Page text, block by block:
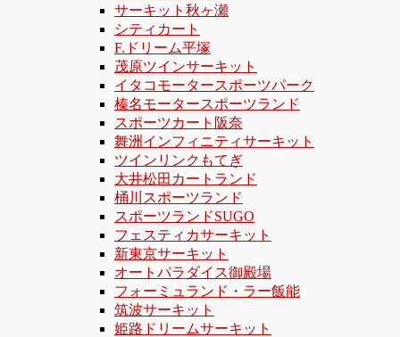
サーキット秋ヶ瀬
シティカート
F.ドリーム平塚
茂原ツインサーキット
イタコモータースポーツパーク
榛名モータースポーツランド
スポーツカート阪奈
舞洲インフィニティサーキット
ツインリンクもてぎ
大井松田カートランド
桶川スポーツランド
スポーツランドSUGO
フェスティカサーキット
新東京サーキット
オートパラダイス御殿場
フォーミュランド・ラー飯能
筑波サーキット
姫路ドリームサーキット